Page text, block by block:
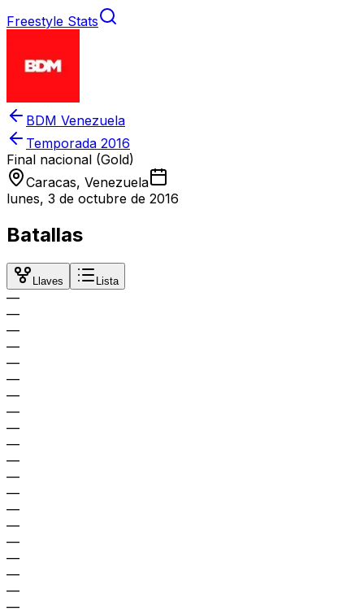
Freestyle Stats
BDM Venezuela
Temporada 2016
Final nacional (Gold)
Caracas, Venezuela
lunes, 3 de octubre de 2016
Batallas
Llaves Lista
—
—
—
—
—
—
—
—
—
—
—
—
—
—
—
—
—
—
—
—